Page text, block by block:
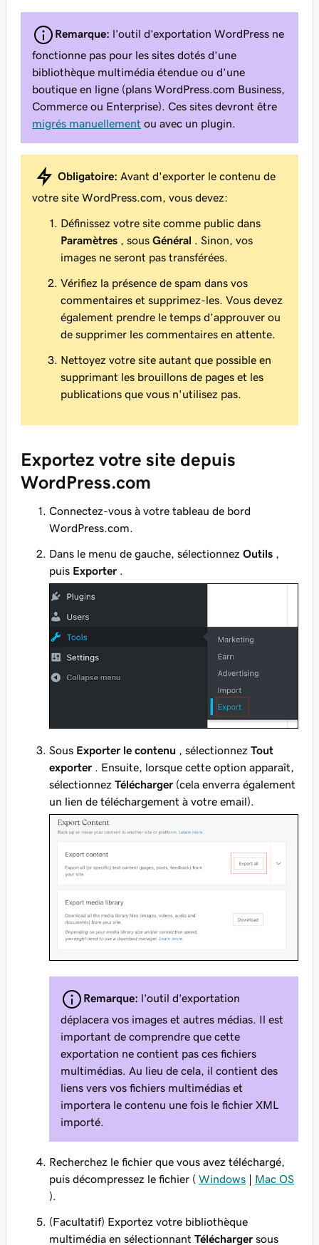
Remarque: l’outil d’exportation WordPress ne
fonctionne pas pour les sites dotés d’une
bibliothèque multimédia étendue ou d’une
boutique en ligne (plans WordPress.com Business,
Commerce ou Enterprise). Ces sites devront être
migrés manuellement ou avec un plugin.
Obligatoire: Avant d'exporter le contenu de
votre site WordPress.com, vous devez:
Définissez votre site comme public dans
Paramètres , sous Général . Sinon, vos
images ne seront pas transférées.
Vérifiez la présence de spam dans vos
commentaires et supprimez-les. Vous devez
également prendre le temps d’approuver ou
de supprimer les commentaires en attente.
Nettoyez votre site autant que possible en
supprimant les brouillons de pages et les
publications que vous n'utilisez pas.
Exportez votre site depuis
WordPress.com
Connectez-vous à votre tableau de bord
WordPress.com.
Dans le menu de gauche, sélectionnez Outils
puis Exporter
Sous Exporter le contenu , sélectionnez Tout
exporter . Ensuite, lorsque cette option apparaît,
sélectionnez Télécharger (cela enverra également
un lien de téléchargement à votre email).
Remarque: l’outil d’exportation
déplacera vos images et autres médias. Il est
important de comprendre que cette
exportation ne contient pas ces fichiers
multimédias. Au lieu de cela, il contient des
liens vers vos fichiers multimédias et
importera le contenu une fois le fichier XML
importé.
Recherchez le fichier que vous avez téléchargé,
puis décompressez le fichier ( Windows
Mac OS
).
(Facultatif) Exportez votre bibliothèque
multimédia en sélectionnant Télécharger sous